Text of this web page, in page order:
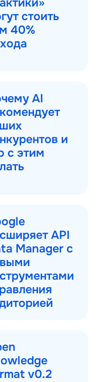
стоить
40%
AI
и
с этим
API
Manager с
v0.2